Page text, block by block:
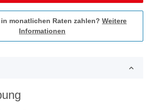
monatlichen Raten zahlen? Weitere
Informationen